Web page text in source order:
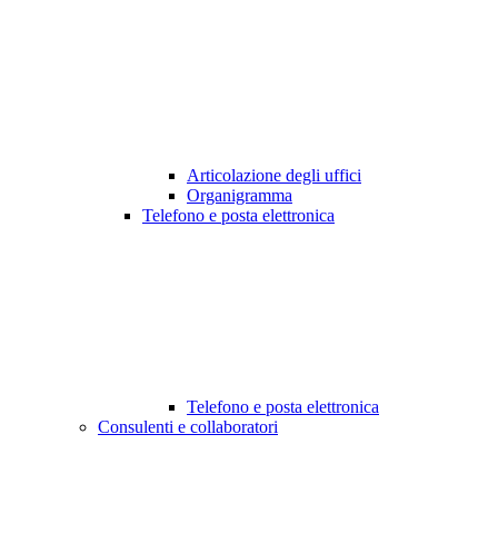
Articolazione degli uffici
Organigramma
Telefono e posta elettronica
Telefono e posta elettronica
Consulenti e collaboratori